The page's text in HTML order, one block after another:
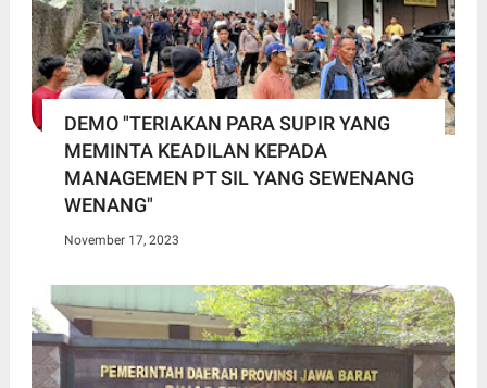
DEMO "TERIAKAN PARA SUPIR YANG
MEMINTA KEADILAN KEPADA
MANAGEMEN PT SIL YANG SEWENANG
WENANG"
November 17, 2023